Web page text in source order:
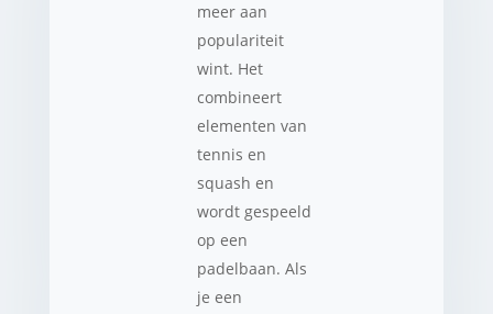
meer aan
populariteit
wint. Het
combineert
elementen van
tennis en
squash en
wordt gespeeld
op een
padelbaan. Als
je een